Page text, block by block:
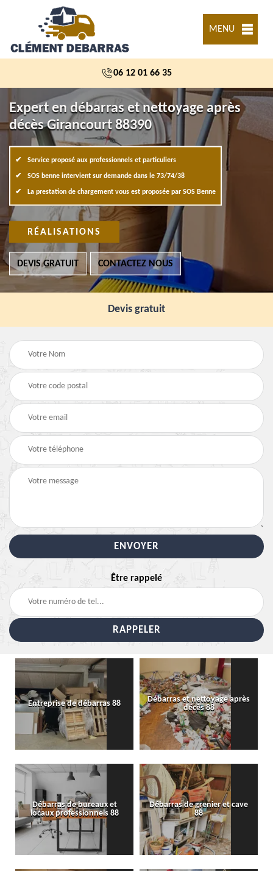
MENU
06 12 01 66 35
Expert en débarras et nettoyage après
décès Girancourt 88390
Service proposé aux professionnels et particuliers
SOS benne intervient sur demande dans le 73/74/38
La prestation de chargement vous est proposée par SOS Benne
RÉALISATIONS
DEVIS GRATUIT CONTACTEZ NOUS
Devis gratuit
Être rappelé
Entreprise de débarras 88
Débarras et nettoyage après
décès 88
Débarras de bureaux et
locaux professionnels 88
Débarras de grenier et cave
88